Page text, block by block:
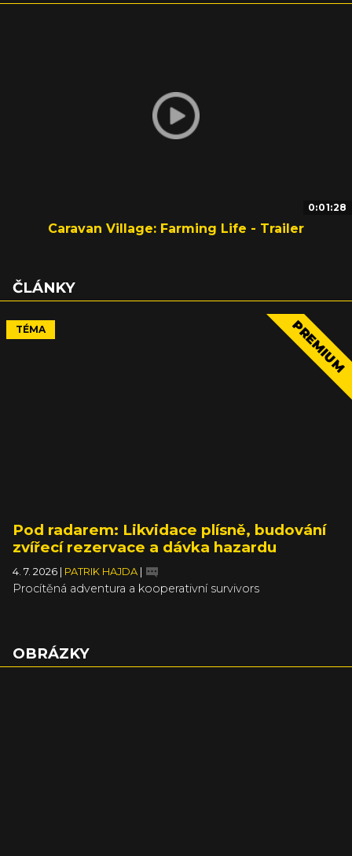
0:01:28
Caravan Village: Farming Life - Trailer
ČLÁNKY
TÉMA PREMIUM
Pod radarem: Likvidace plísně, budování
zvířecí rezervace a dávka hazardu
4. 7. 2026 | PATRIK HAJDA |
Procítěná adventura a kooperativní survivors
OBRÁZKY